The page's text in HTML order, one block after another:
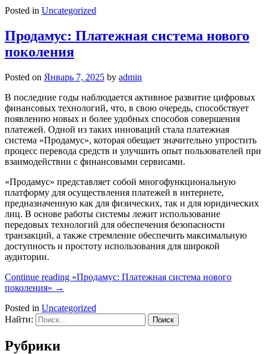
Posted in Uncategorized
Продамус: Платежная система нового
поколения
Posted on Январь 7, 2025 by admin
В последние годы наблюдается активное развитие цифровых
финансовых технологий, что, в свою очередь, способствует
появлению новых и более удобных способов совершения
платежей. Одной из таких инноваций стала платежная
система «Продамус», которая обещает значительно упростить
процесс перевода средств и улучшить опыт пользователей при
взаимодействии с финансовыми сервисами.
«Продамус» представляет собой многофункциональную
платформу для осуществления платежей в интернете,
предназначенную как для физических, так и для юридических
лиц. В основе работы системы лежит использование
передовых технологий для обеспечения безопасности
транзакций, а также стремление обеспечить максимальную
доступность и простоту использования для широкой
аудитории.
Continue reading «Продамус: Платежная система нового
поколения» →
Posted in Uncategorized
Найти:
Рубрики